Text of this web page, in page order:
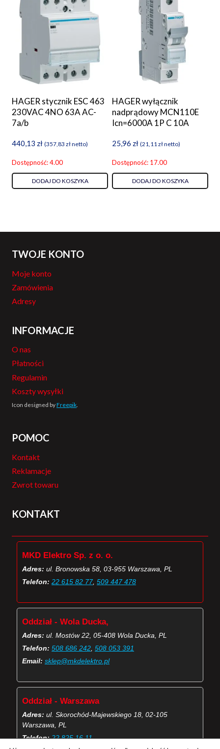
HAGER stycznik ESC 463
230VAC 4NO 63A AC-
7a/b
440,13 zł (357,83 złnetto)
Dostępność: 4.00
DODAJ DO KOSZYKA
HAGER wyłącznik
nadprądowy MCN110E
Icn=6000A 1P C 10A
25,96 zł (21,11 złnetto)
Dostępność: 17.00
DODAJ DO KOSZYKA
TWOJE KONTO
Moje konto
Zamówienia
Adresy
INFORMACJE
O nas
Płatności
Regulamin
Koszty wysyłki
Icon designed byFreepik.
POMOC
Kontakt
Reklamacje
Zwrot towaru
KONTAKT
MKD Elektro Sp. z o. o.
Adres: ul. Bronowska 58, 03-955 Warszawa, PL
Telefon: 22 615 82 77, 509 447 478
Oddział - Wola Ducka,
Adres: ul. Mostów 22, 05-408 Wola Ducka, PL
Telefon: 508 686 242 508 053 391
Email: sklep@mkdelektro.pl
Oddział - Warszawa
Adres: ul. Skorochód-Majewskiego 18, 02-105
Warszawa, PL
Telefon: 22 825 16 11